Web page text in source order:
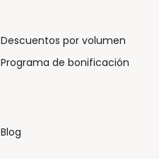
Descuentos por volumen
Programa de bonificación
Blog